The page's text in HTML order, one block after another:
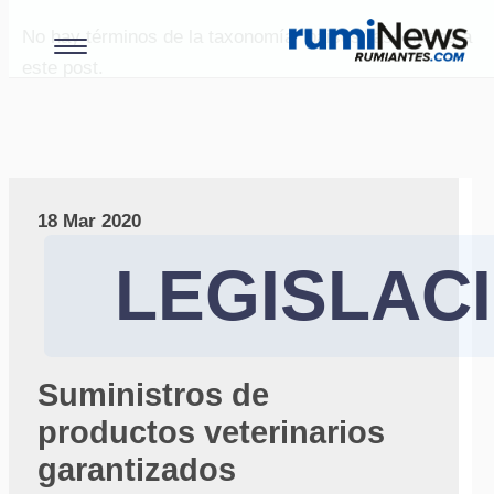
No hay términos de la taxonomía "paises" asociados a
18 Mar 2020
Suministros de
productos veterinarios
garantizados